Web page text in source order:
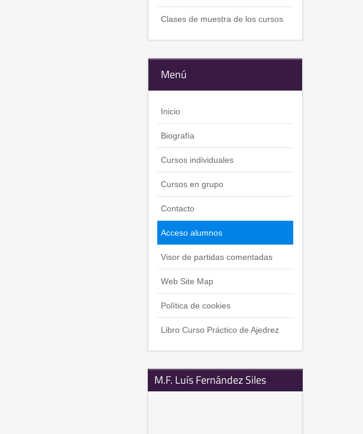
Clases de muestra de los cursos
Menú
Inicio
Biografía
Cursos individuales
Cursos en grupo
Contacto
Acceso alumnos
Visor de partidas comentadas
Web Site Map
Política de cookies
Libro Curso Práctico de Ajedrez
M.F. Luís Fernández Siles